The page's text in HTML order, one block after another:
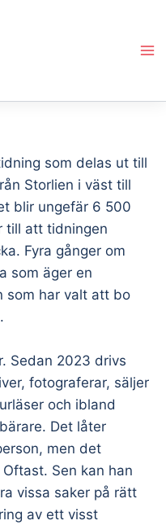
som delas ut till
Storlien i väst till
blir ungefär 6 500
till att tidningen
Fyra gånger om
som äger en
som har valt att bo
Sedan 2023 drivs
fotograferar, säljer
och ibland
Det låter
men det
Sen kan han
vissa saker på rätt
av ett visst